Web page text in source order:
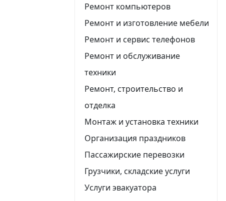
Ремонт компьютеров
Ремонт и изготовление мебели
Ремонт и сервис телефонов
Ремонт и обслуживание
техники
Ремонт, строительство и
отделка
Монтаж и установка техники
Организация праздников
Пассажирские перевозки
Грузчики, складские услуги
Услуги эвакуатора